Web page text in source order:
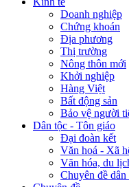
Doanh nghiệp
Chứng khoán
Địa phương
Thị trường
Nông thôn mới
Khởi nghiệp
Hàng Việt
Bất động sản
Bảo vệ người
Dân tộc - Tôn giáo
Đại đoàn kết
Văn hoá - Xã
Văn hóa, du
Chuyên đề